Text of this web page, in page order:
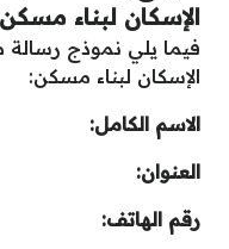
الإسكان لبناء مسكن
فيما يلي نموذج
الإسكان لبناء مسكن:
الاسم الكامل:
العنوان:
رقم الهاتف: